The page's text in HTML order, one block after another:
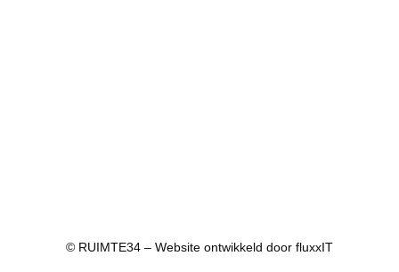
© RUIMTE34 – Website ontwikkeld door fluxxIT